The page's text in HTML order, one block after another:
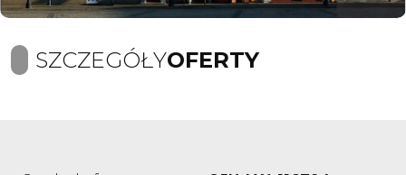
SZCZEGÓŁYOFERTY